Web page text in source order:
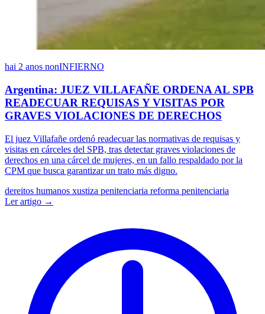
hai 2 anos nonINFIERNO
Argentina: JUEZ VILLAFAÑE ORDENA AL SPB
READECUAR REQUISAS Y VISITAS POR
GRAVES VIOLACIONES DE DERECHOS
El juez Villafañe ordenó readecuar las normativas de requisas y
visitas en cárceles del SPB, tras detectar graves violaciones de
derechos en una cárcel de mujeres, en un fallo respaldado por la
CPM que busca garantizar un trato más digno.
dereitos humanos xustiza penitenciaria reforma penitenciaria
Ler artigo →